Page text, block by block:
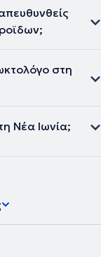
στη
Νέα Ιωνία;